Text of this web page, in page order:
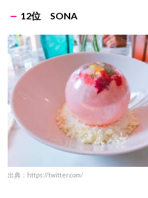
12位 SONA
出典：https://twitter.com/